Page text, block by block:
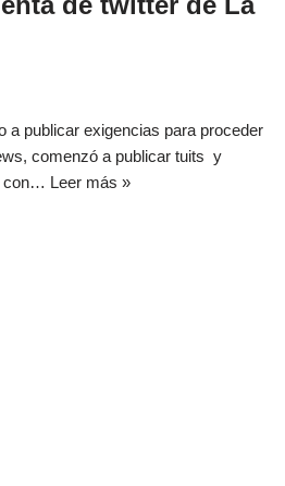
a publicar exigencias para proceder
comenzó a publicar tuits y
con… Leer más »